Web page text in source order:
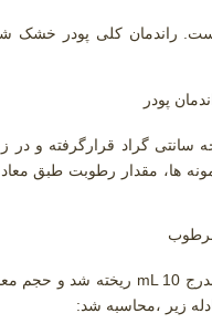
راندمان کلی پودر خشک
گیری میزان رطوبت، 5 گرم از پودرها در آون با دمای 105 درجه سانتی گراد
mL 10 ریخته شد و حجم
زیر ،محاسبه شد: